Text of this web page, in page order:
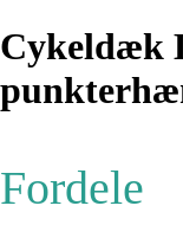
Cykeldæk
Fordele